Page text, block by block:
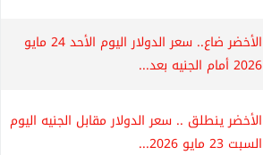
الأخضر ضاع.. سعر الدولار اليوم الأحد 24 مايو
2026 أمام الجنيه بعد...
الأخضر ينطلق .. سعر الدولار مقابل الجنيه اليوم
السبت 23 مايو 2026...